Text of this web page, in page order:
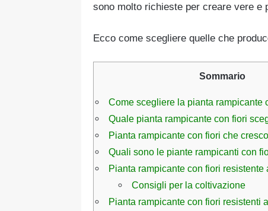
sono molto richieste per creare vere e
Ecco come scegliere quelle che
Sommario
Come scegliere la pianta rampicante
Quale pianta rampicante con fiori
Pianta rampicante con fiori che
Quali sono le piante rampicanti con
Pianta rampicante con fiori resistente
Consigli per la coltivazione
Pianta rampicante con fiori resistenti